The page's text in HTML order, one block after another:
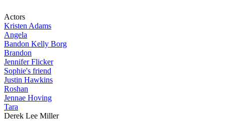
Actors
Kristen Adams
Angela
Bandon Kelly Borg
Brandon
Jennifer Flicker
Sophie's friend
Justin Hawkins
Roshan
Jennae Hoving
Tara
Derek Lee Miller